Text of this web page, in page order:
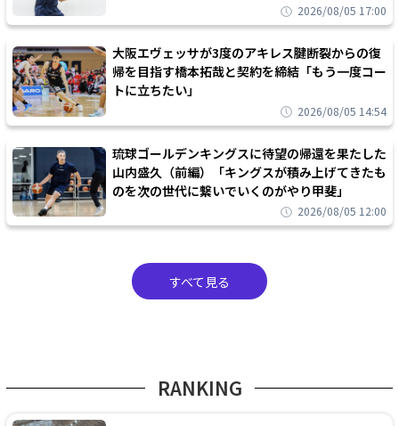
2026/08/05 17:00
大阪エヴェッサが3度のアキレス腱断裂からの復
帰を目指す橋本拓哉と契約を締結「もう一度コー
トに立ちたい」
2026/08/05 14:54
琉球ゴールデンキングスに待望の帰還を果たした
山内盛久（前編）「キングスが積み上げてきたも
のを次の世代に繋いでいくのがやり甲斐」
2026/08/05 12:00
すべて見る
RANKING